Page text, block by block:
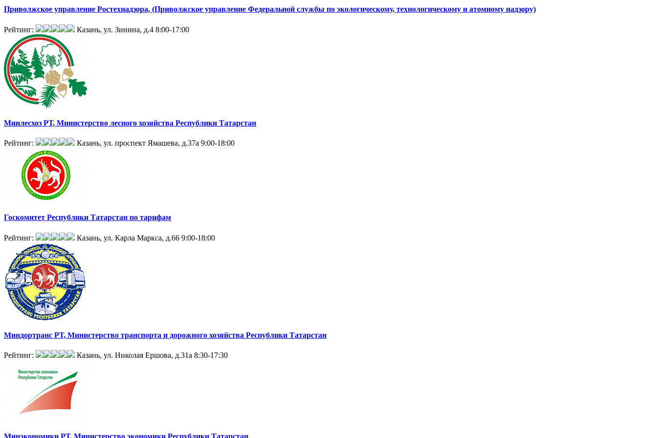
Приволжское управление Ростехнадзора, (Приволжское управление Федеральной службы по экологическому, технологическому и атомному надзору)
Рейтинг: Казань, ул. Зинина, д.4 8:00-17:00
Минлесхоз РТ, Министерство лесного хозяйства Республики Татарстан
Рейтинг: Казань, ул. проспект Ямашева, д.37а 9:00-18:00
Госкомитет Республики Татарстан по тарифам
Рейтинг: Казань, ул. Карла Маркса, д.66 9:00-18:00
Миндортранс РТ, Министерство транспорта и дорожного хозяйства Республики Татарстан
Рейтинг: Казань, ул. Николая Ершова, д.31а 8:30-17:30